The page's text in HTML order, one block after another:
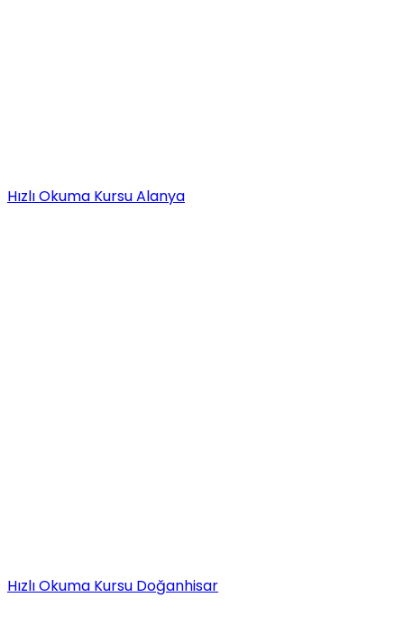
Hızlı Okuma Kursu Alanya
Hızlı Okuma Kursu Doğanhisar